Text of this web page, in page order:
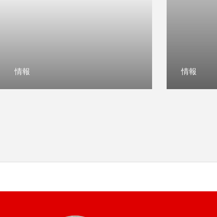
情報 情報